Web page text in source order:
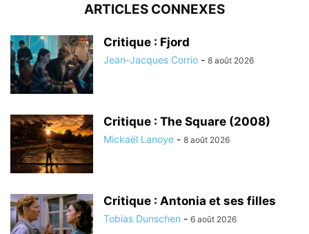
ARTICLES CONNEXES
Critique : Fjord
Jean-Jacques Corrio - 8 août 2026
Critique : The Square (2008)
Mickaël Lanoye - 8 août 2026
Critique : Antonia et ses filles
Tobias Dunschen - 6 août 2026